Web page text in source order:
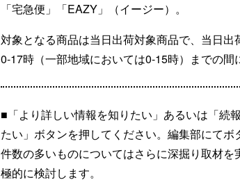
「宅急便」「EAZY」（イージー）。
対象となる商品は当日出荷対象商品で、当日
0-17時（一部地域においては0-15時）までの間
■「より詳しい情報を知りたい」あるいは「続
たい」ボタンを押してください。編集部にてボ
件数の多いものについてはさらに深掘り取材
極的に検討します。